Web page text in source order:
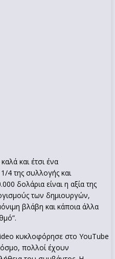
και έτσι ένα
1/4 της συλλογής και
δολάρια είναι η αξία της
των δημιουργών,
βλάβη και κάποια άλλα
κυκλοφόρησε στο YouTube
πολλοί έχουν